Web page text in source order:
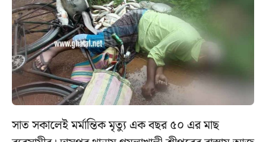
সাত সকালেই মর্মান্তিক মৃত্যু এক বছর ৫০ এর মাছ